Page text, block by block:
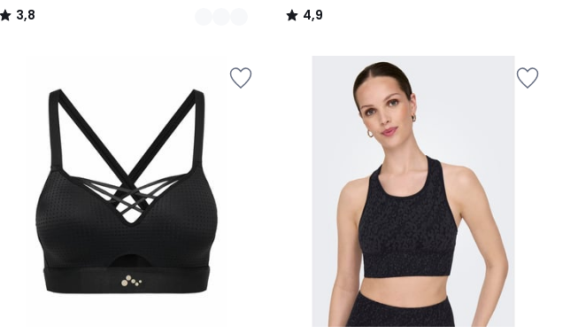
3,8
/
4,9
/